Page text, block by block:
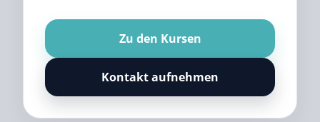
Zu den Kursen
Kontakt aufnehmen